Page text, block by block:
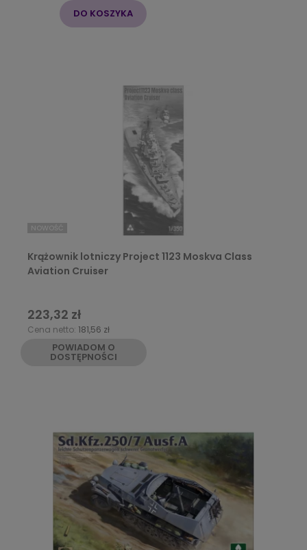
DO KOSZYKA
Krążownik lotniczy Project 1123 Moskva Class
Aviation Cruiser
223,32 zł
Cena netto: 181,56 zł
POWIADOM O
DOSTĘPNOŚCI
NOWOŚĆ